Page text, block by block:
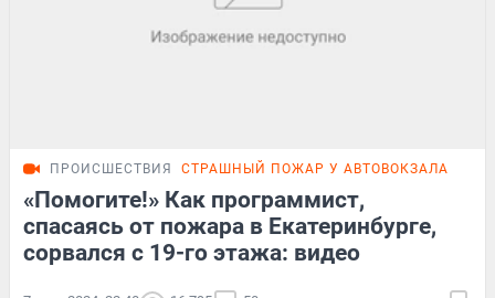
ПРОИСШЕСТВИЯ СТРАШНЫЙ ПОЖАР У АВТОВОКЗАЛА
«Помогите!» Как программист,
спасаясь от пожара в Екатеринбурге,
сорвался с 19-го этажа: видео